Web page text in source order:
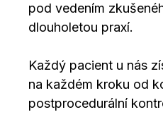
pod vedením
dlouholetou praxí.
Každý pacient u nás
na každém kroku od
postprocedurální